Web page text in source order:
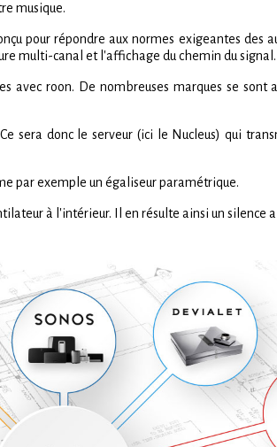
musique.
pour répondre aux normes exigeantes
multi-canal et l'affichage du chemin du signal.
avec roon. De nombreuses marques se
sera donc le serveur (ici le Nucleus) qui
par exemple un égaliseur paramétrique.
à l'intérieur. Il en résulte ainsi un silence